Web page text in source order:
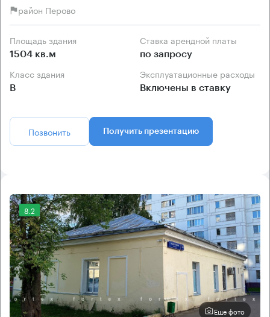
район Перово
Площадь здания
1504 кв.м
Ставка арендной платы
по запросу
Класс здания
B
Эксплуатационные расходы
Включены в ставку
Позвонить Получить презентацию
8.2
Еще фото